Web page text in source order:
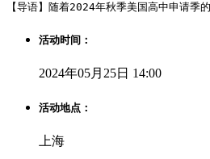
【导语】随着2024年秋季美国高中申请
活动时间：
2024年05月25日 14:00
活动地点：
上海